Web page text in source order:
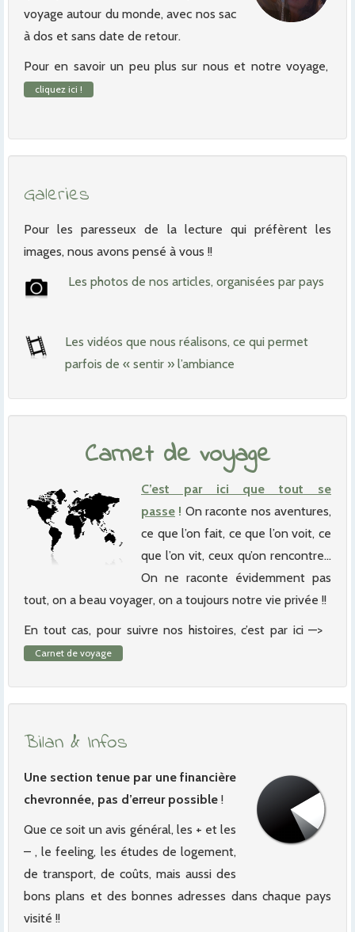
voyage autour du monde, avec nos sac
à dos et sans date de retour.
Pour en savoir un peu plus sur nous et notre voyage,
cliquez ici !
Galeries
Pour les paresseux de la lecture qui préfèrent les
images, nous avons pensé à vous !!
Les photos de nos articles, organisées par pays
Les vidéos que nous réalisons, ce qui permet
parfois de « sentir » l’ambiance
Carnet de voyage
C’est par ici que tout se
passe ! On raconte nos aventures,
ce que l’on fait, ce que l’on voit, ce
que l’on vit, ceux qu’on rencontre…
On ne raconte évidemment pas
tout, on a beau voyager, on a toujours notre vie privée !!
En tout cas, pour suivre nos histoires, c’est par ici —>
Carnet de voyage
Bilan & Infos
Une section tenue par une financière
chevronnée, pas d’erreur possible !
Que ce soit un avis général, les + et les
– , le feeling, les études de logement,
de transport, de coûts, mais aussi des
bons plans et des bonnes adresses dans chaque pays
visité !!